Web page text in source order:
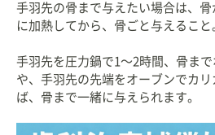
手羽先の骨まで与えたい場合は、
に加熱してから、骨ごと与えること
手羽先を圧力鍋で1〜2時間、骨ま
や、手羽先の先端をオーブンでカ
ば、骨まで一緒に与えられます。